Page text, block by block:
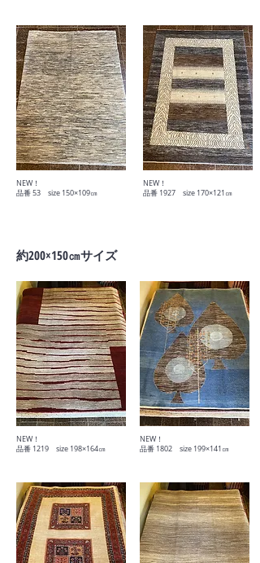
​NEW！
​品番 53 size 150×109㎝
​NEW！
​品番 1927 size 170×121㎝
​約200×150㎝サイズ
​NEW！
​品番 1802 size 199×141㎝
​NEW！
​品番 1219 size 198×164㎝